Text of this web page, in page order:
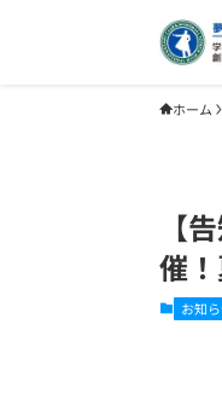
ホーム
【
催
お知